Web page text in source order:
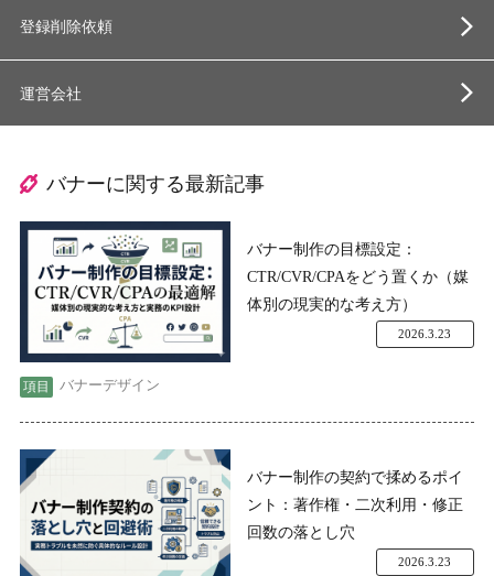
登録削除依頼
運営会社
バナーに関する最新記事
バナー制作の目標設定：
CTR/CVR/CPAをどう置くか（媒
体別の現実的な考え方）
バナーデザイン
2026.3.23
バナー制作の契約で揉めるポイ
ント：著作権・二次利用・修正
回数の落とし穴
2026.3.23